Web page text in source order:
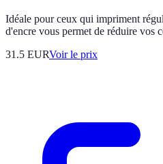
Idéale pour ceux qui impriment
d'encre vous permet de réduire vos
31.5 EURVoir le prix